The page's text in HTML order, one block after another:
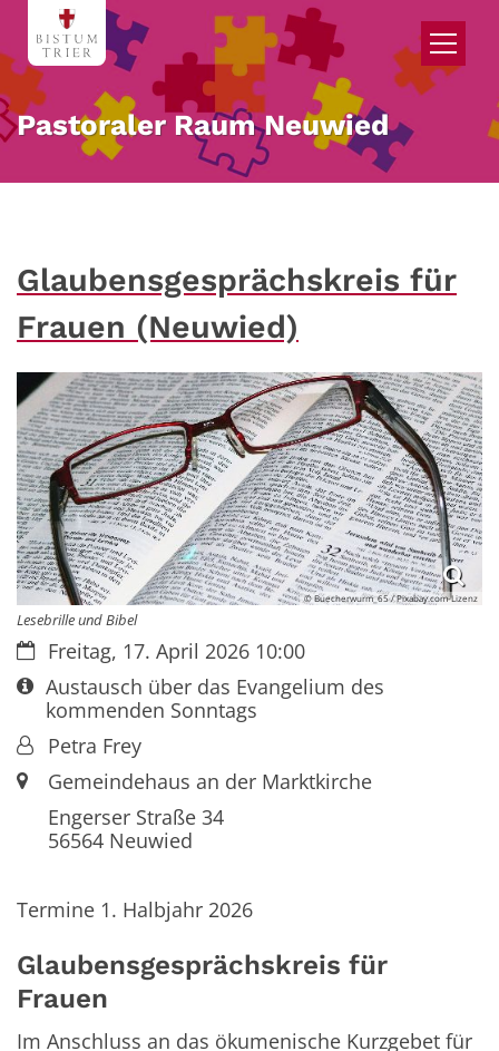
Zum Inhalt springen
Pastoraler Raum Neuwied
Glaubensgesprächskreis für
Frauen (Neuwied)
© Buecherwurm_65 / Pixabay.com-Lizenz
Lesebrille und Bibel
Datum:Freitag, 17. April 2026 10:00
Art bzw. Nummer:
Austausch über das Evangelium des
kommenden Sonntags
Von:Petra Frey
Ort:Gemeindehaus an der Marktkirche
Engerser Straße 34
56564Neuwied
Termine 1. Halbjahr 2026
Glaubensgesprächskreis für
Frauen
Im Anschluss an das ökumenische Kurzgebet für